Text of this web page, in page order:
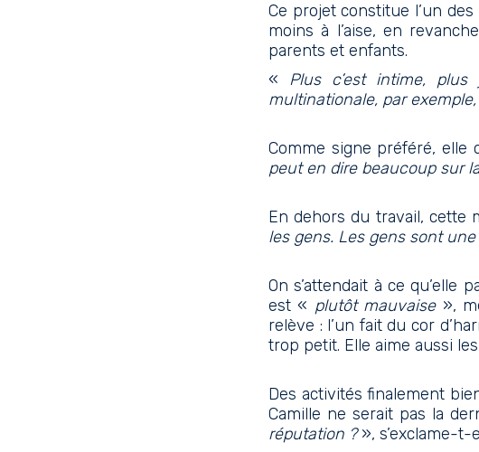
Ce projet constitue l’un
moins à l’aise, en
parents et enfants.
« Plus c’est intime,
multinationale, par exemple,
Comme signe préféré, elle
peut en dire beaucoup sur
En dehors du travail, cette
les gens. Les gens sont
On s’attendait à ce qu’elle
est « plutôt mauvaise »,
relève : l’un fait du cor
trop petit. Elle aime aussi
Des activités finalement
Camille ne serait pas la
réputation ?», s’exclame-t-